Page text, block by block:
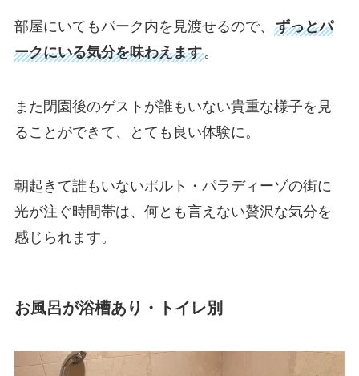
部屋にいてもパーク内を見渡せるので、 ずっとパ
ークにいる気分を味わえます。
また閉園後のゲストが誰もいない貴重な様子を見
ることができて、とても良い体験に。
朝起きて誰もいないポルト・パラディーゾの街に
光が注ぐ時間帯は、何とも言えない贅沢な気分を
感じられます。
お風呂が浴槽あり・トイレ別